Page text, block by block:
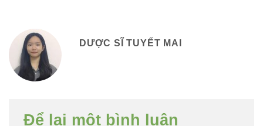
DƯỢC SĨ TUYẾT MAI
Để lại một bình luận